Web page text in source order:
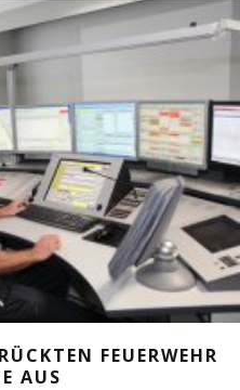
FEUERWEHR
AUS